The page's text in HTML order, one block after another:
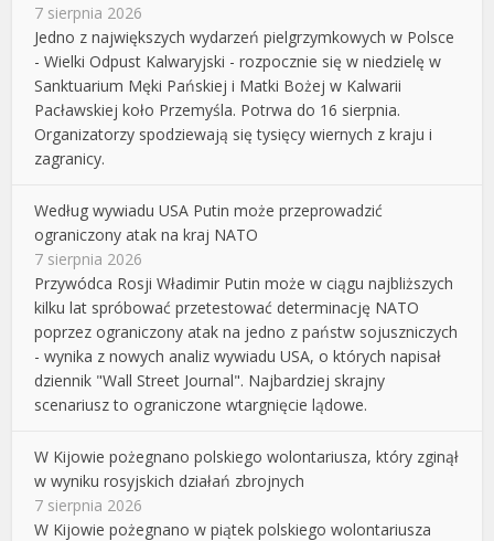
7 sierpnia 2026
Jedno z największych wydarzeń pielgrzymkowych w Polsce
- Wielki Odpust Kalwaryjski - rozpocznie się w niedzielę w
Sanktuarium Męki Pańskiej i Matki Bożej w Kalwarii
Pacławskiej koło Przemyśla. Potrwa do 16 sierpnia.
Organizatorzy spodziewają się tysięcy wiernych z kraju i
zagranicy.
Według wywiadu USA Putin może przeprowadzić
ograniczony atak na kraj NATO
7 sierpnia 2026
Przywódca Rosji Władimir Putin może w ciągu najbliższych
kilku lat spróbować przetestować determinację NATO
poprzez ograniczony atak na jedno z państw sojuszniczych
- wynika z nowych analiz wywiadu USA, o których napisał
dziennik "Wall Street Journal". Najbardziej skrajny
scenariusz to ograniczone wtargnięcie lądowe.
W Kijowie pożegnano polskiego wolontariusza, który zginął
w wyniku rosyjskich działań zbrojnych
7 sierpnia 2026
W Kijowie pożegnano w piątek polskiego wolontariusza